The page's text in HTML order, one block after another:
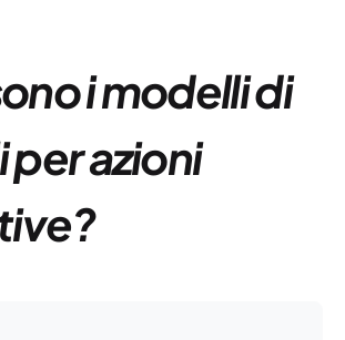
i modelli di
azioni